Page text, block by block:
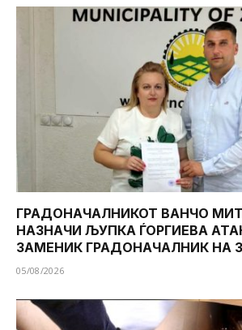
ГРАДОНАЧАЛНИКОТ ВАНЧО
НАЗНАЧИ ЉУПКА ЃОРГИЕВА
ЗАМЕНИК ГРАДОНАЧАЛНИК НА
05/08/2026